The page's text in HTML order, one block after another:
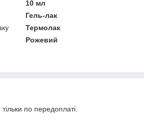
10 мл
Гель-лак
Термолак
Рожевий
по передоплаті.